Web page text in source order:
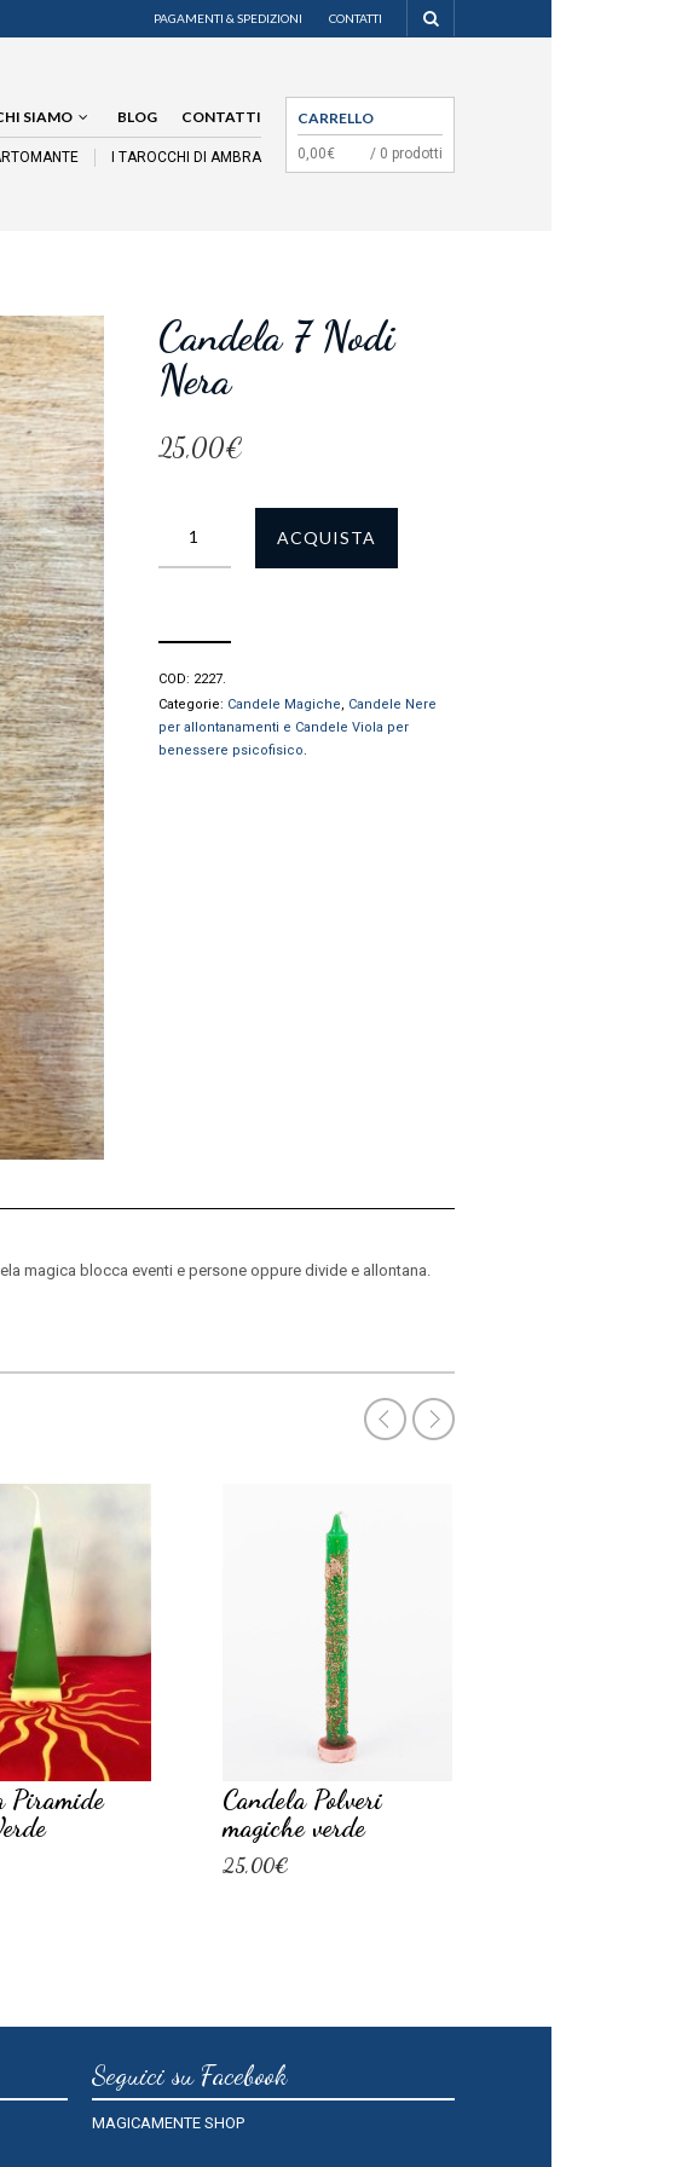
PAGAMENTI & SPEDIZIONI CONTATTI
SIAMO BLOG CONTATTI
I TAROCCHI DI AMBRA
CARRELLO
0,00€ / 0 prodotti
Candela 7 Nodi
Nera
25,00€
ACQUISTA
COD: 2227.
Categorie: Candele Magiche, Candele Nere
per allontanamenti e Candele Viola per
benessere psicofisico.
magica blocca eventi e persone oppure divide e allontana.
Piramide
Candela Polveri
magiche verde
25,00€
Seguici su Facebook
MAGICAMENTE SHOP